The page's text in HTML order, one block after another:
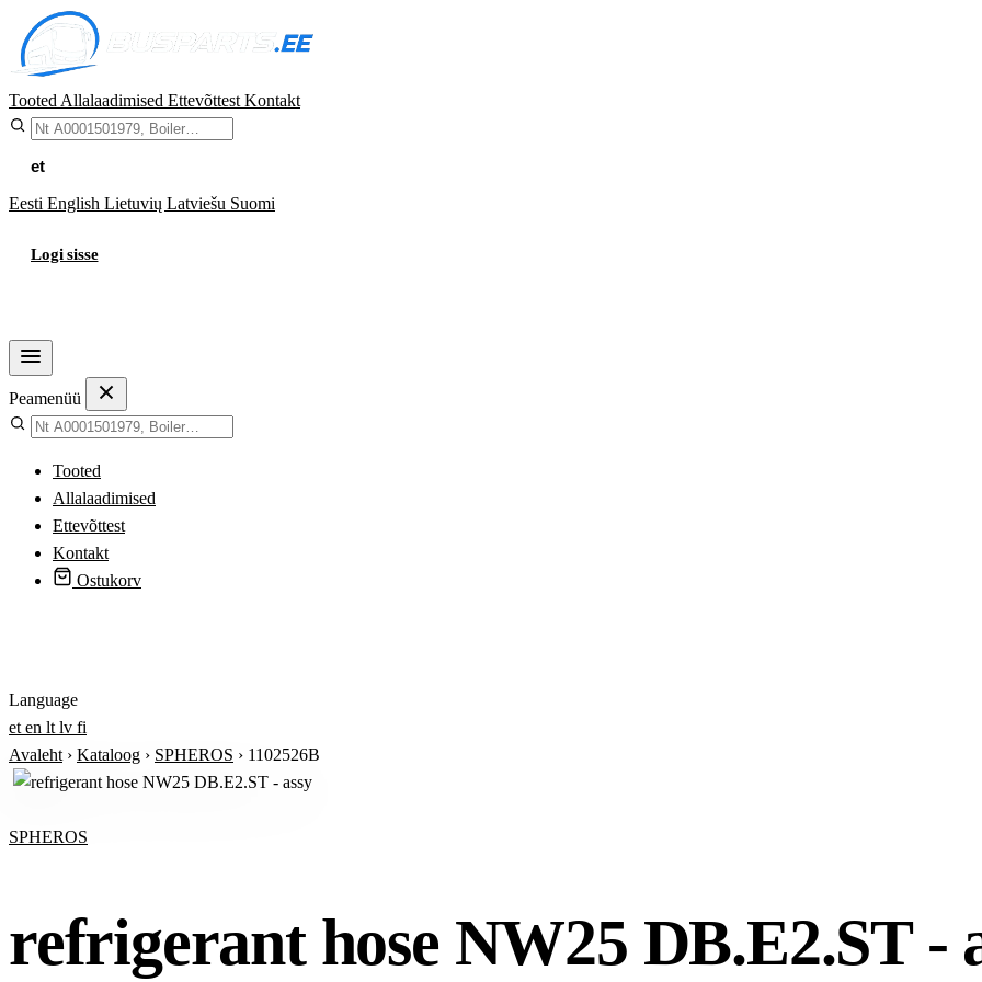
Tooted Allalaadimised Ettevõttest Kontakt
et
Eesti English Lietuvių Latviešu Suomi
Logi sisse
Peamenüü
Tooted
Allalaadimised
Ettevõttest
Kontakt
Ostukorv
Language
et en lt lv fi
Avaleht › Kataloog › SPHEROS › 1102526B
SPHEROS
refrigerant hose NW25 DB.E2.ST -